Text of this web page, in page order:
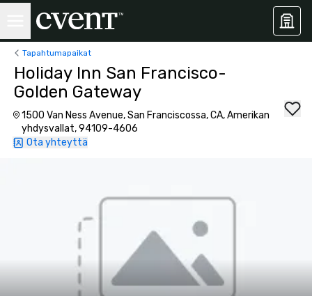
Tapahtumapaikat
Holiday Inn San Francisco-
Golden Gateway
1500 Van Ness Avenue, San Franciscossa, CA, Amerikan
yhdysvallat, 94109-4606
Ota yhteyttä